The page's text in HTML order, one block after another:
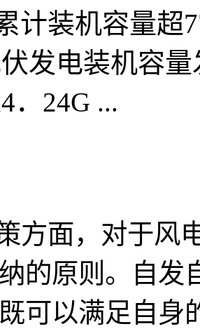
计装机容量超
发电装机容
．24G ...
面，对于风电
的原则。自发
可以满足自身